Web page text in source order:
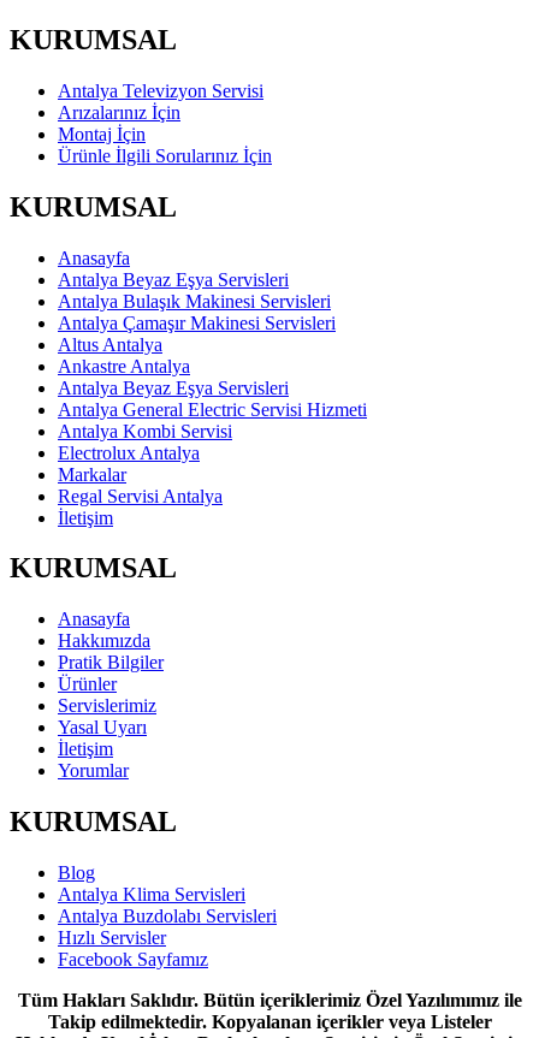
KURUMSAL
Antalya Televizyon Servisi
Arızalarınız İçin
Montaj İçin
Ürünle İlgili Sorularınız İçin
KURUMSAL
Anasayfa
Antalya Beyaz Eşya Servisleri
Antalya Bulaşık Makinesi Servisleri
Antalya Çamaşır Makinesi Servisleri
Altus Antalya
Ankastre Antalya
Antalya Beyaz Eşya Servisleri
Antalya General Electric Servisi Hizmeti
Antalya Kombi Servisi
Electrolux Antalya
Markalar
Regal Servisi Antalya
İletişim
KURUMSAL
Anasayfa
Hakkımızda
Pratik Bilgiler
Ürünler
Servislerimiz
Yasal Uyarı
İletişim
Yorumlar
KURUMSAL
Blog
Antalya Klima Servisleri
Antalya Buzdolabı Servisleri
Hızlı Servisler
Facebook Sayfamız
Tüm Hakları Saklıdır. Bütün içeriklerimiz Özel Yazılımımız ile
Takip edilmektedir. Kopyalanan içerikler veya Listeler